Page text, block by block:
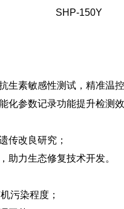
SHP-150Y
生素敏感性测试，精准温
化参数记录功能提升检测
传改良研究；
助力生态修复技术开发。
污染程度；